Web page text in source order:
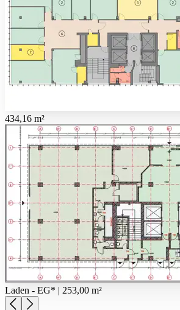
434,16 m²
Laden - EG* | 253,00 m²